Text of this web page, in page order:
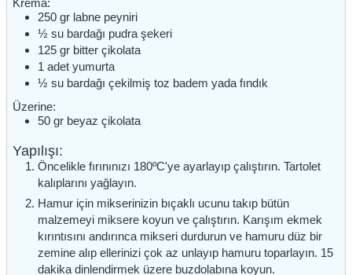
250 gr labne peyniri
½ su bardağı pudra şekeri
125 gr bitter çikolata
1 adet yumurta
½ su bardağı çekilmiş toz badem yada fındık
Üzerine:
50 gr beyaz çikolata
Yapılışı:
Öncelikle fırınınızı 180ºC'ye ayarlayıp çalıştırın. Tartolet
kalıplarını yağlayın.
Hamur için mikserinizin bıçaklı ucunu takıp bütün
malzemeyi miksere koyun ve çalıştırın. Karışım ekmek
kırıntısını andırınca mikseri durdurun ve hamuru düz bir
zemine alıp ellerinizi çok az unlayıp hamuru toparlayın. 15
dakika dinlendirmek üzere buzdolabına koyun.